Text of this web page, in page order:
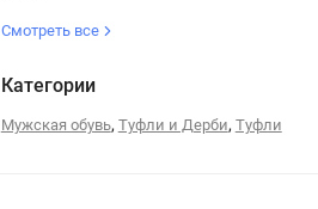
Смотреть все
Категории
Мужская обувь, Туфли и Дерби, Туфли